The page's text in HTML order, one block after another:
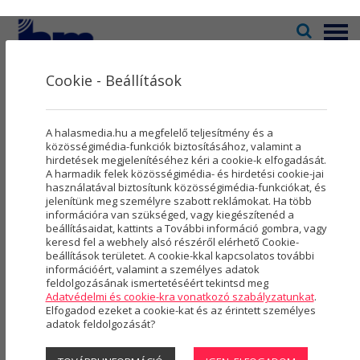
Menü
Televízió
Kultúra
Rovatok
Újság
Városmarketing
Szolgáltatások
Rólunk
Hasznos
Galéria
2025(254 DB) 2024(363 DB) 2023(454 DB)
2022(613 DB) 2021 (492 DB) 2020 (497 DB)
2019(763 DB) 2018(589 DB) 2017(411 DB)
2016(225 DB) 2015(21 DB) 2014(277 DB)
Cookie - Beállítások
A halasmedia.hu a megfelelő teljesítmény és a
közösségimédia-funkciók biztosításához, valamint a
hirdetések megjelenítéséhez kéri a cookie-k elfogadását.
A harmadik felek közösségimédia- és hirdetési cookie-jai
használatával biztosítunk közösségimédia-funkciókat, és
jelenítünk meg személyre szabott reklámokat. Ha több
információra van szükséged, vagy kiegészítenéd a
beállításaidat, kattints a További információ gombra, vagy
keresd fel a webhely alsó részéről elérhető Cookie-
beállítások területet. A cookie-kkal kapcsolatos további
információért, valamint a személyes adatok
feldolgozásának ismertetéséért tekintsd meg
Adatvédelmi és cookie-kra vonatkozó szabályzatunkat.
Elfogadod ezeket a cookie-kat és az érintett személyes
adatok feldolgozását?